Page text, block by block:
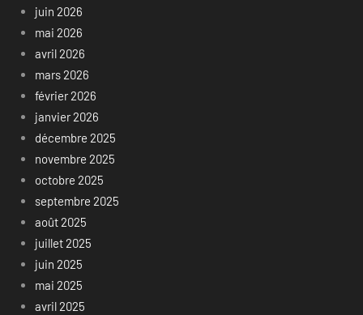
juin 2026
mai 2026
avril 2026
mars 2026
février 2026
janvier 2026
décembre 2025
novembre 2025
octobre 2025
septembre 2025
août 2025
juillet 2025
juin 2025
mai 2025
avril 2025